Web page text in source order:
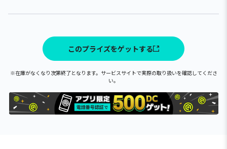
このプライズをゲットする
※在庫がなくなり次第終了となります。サービスサイトで実際の取り扱いを確認してくださ
い。